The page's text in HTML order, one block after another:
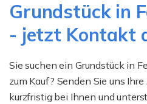
Grundstück in
- jetzt Kontakt
Sie suchen ein Grundstück in
zum Kauf? Senden Sie uns
kurzfristig bei Ihnen und